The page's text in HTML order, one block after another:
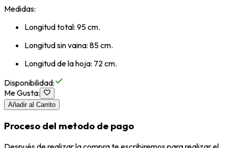
Medidas:
Longitud total: 95 cm.
Longitud sin vaina: 85 cm.
Longitud de la hoja: 72 cm.
Disponibilidad:
Me Gusta:
Añadir al Carrito
Proceso del metodo de pago